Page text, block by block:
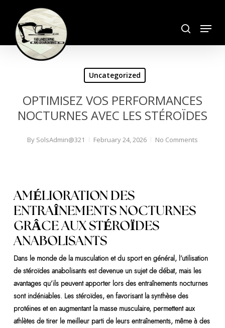
main
content
Menu
Uncategorized
OPTIMISEZ VOS PERFORMANCES
NOCTURNES AVEC LES STÉROÏDES
By SolsAdmin@321 February 24, 2026 No Comments
AMÉLIORATION DES
ENTRAÎNEMENTS NOCTURNES
GRÂCE AUX STÉROÏDES
ANABOLISANTS
Dans le monde de la musculation et du sport en général, l’utilisation
de stéroïdes anabolisants est devenue un sujet de débat, mais les
avantages qu’ils peuvent apporter lors des entraînements nocturnes
sont indéniables. Les stéroïdes, en favorisant la synthèse des
protéines et en augmentant la masse musculaire, permettent aux
athlètes de tirer le meilleur parti de leurs entraînements, même à des
Close
Menu